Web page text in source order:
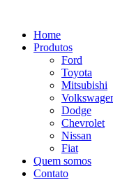
Home
Produtos
Ford
Toyota
Mitsubishi
Dodge
Chevrolet
Nissan
Fiat
Quem somos
Contato